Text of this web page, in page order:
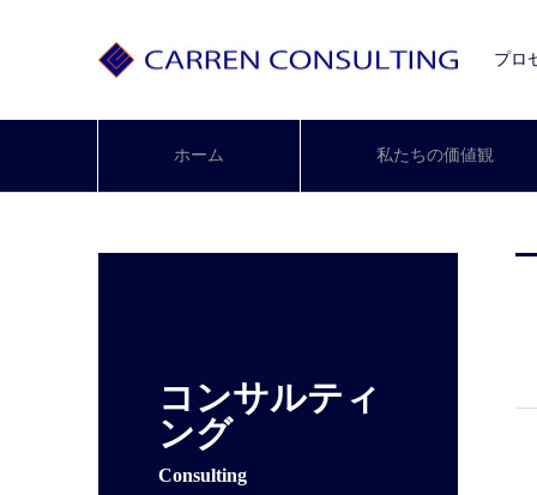
プロ
ホーム 私たちの価値観
コンサルティ
ング
Consulting